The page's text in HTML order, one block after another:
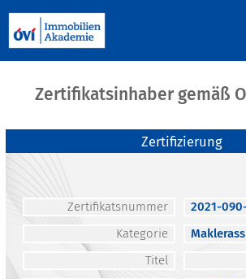
Zertifikatsinhaber gemäß
Zertifizierung
Zertifikatsnummer
2021-
Kategorie
Titel